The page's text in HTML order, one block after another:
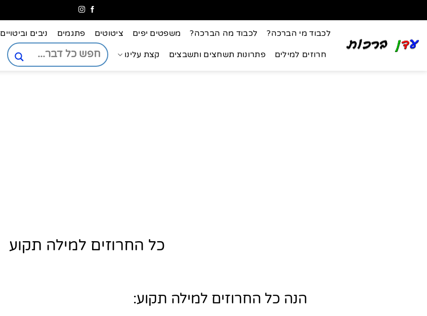
לכבוד מי הברכה? לכבוד מה הברכה? משפטים יפים ציטוטים פתגמים ניבים וביטויים
חרוזים למילים פתרונות תשחצים ותשבצים קצת עלינו
כל החרוזים למילה תקוע
הנה כל החרוזים למילה תקוע: